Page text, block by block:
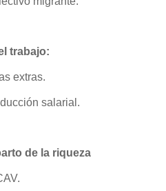
trabajo:
extras.
salarial.
de la riqueza